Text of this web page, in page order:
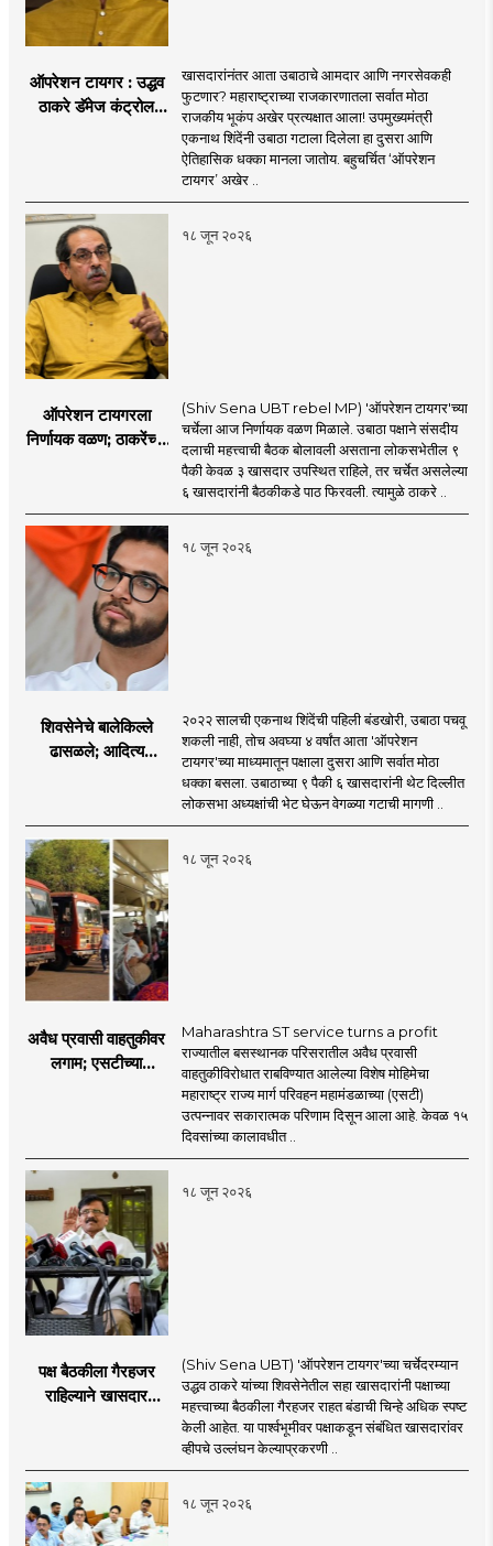
ऑपरेशन टायगर : उद्धव
ठाकरे डॅमेज कंट्रोल
शिंदेंकडे जाण्याच्या चर्चा
सुरू
खासदारांनंतर आता उबाठाचे आमदार आणि नगरसेवकही
फुटणार? महाराष्ट्राच्या राजकारणातला सर्वात मोठा
राजकीय भूकंप अखेर प्रत्यक्षात आला! उपमुख्यमंत्री
एकनाथ शिंदेंनी उबाठा गटाला दिलेला हा दुसरा आणि
ऐतिहासिक धक्का मानला जातोय. बहुचर्चित ‘ऑपरेशन
टायगर’ अखेर ..
१८ जून २०२६
ऑपरेशन टायगरला
निर्णायक वळण; ठाकरेंच्या
विलीन होण्याचा प्रस्ताव?
(Shiv Sena UBT rebel MP) 'ऑपरेशन टायगर'च्या
चर्चेला आज निर्णायक वळण मिळाले. उबाठा पक्षाने संसदीय
दलाची महत्त्वाची बैठक बोलावली असताना लोकसभेतील ९
पैकी केवळ ३ खासदार उपस्थित राहिले, तर चर्चेत असलेल्या
६ खासदारांनी बैठकीकडे पाठ फिरवली. त्यामुळे ठाकरे ..
१८ जून २०२६
शिवसेनेचे बालेकिल्ले
ढासळले; आदित्य
नेमका कुठे चुकला?
२०२२ सालची एकनाथ शिंदेंची पहिली बंडखोरी, उबाठा पचवू
शकली नाही, तोच अवघ्या ४ वर्षांत आता 'ऑपरेशन
टायगर'च्या माध्यमातून पक्षाला दुसरा आणि सर्वात मोठा
धक्का बसला. उबाठाच्या ९ पैकी ६ खासदारांनी थेट दिल्लीत
लोकसभा अध्यक्षांची भेट घेऊन वेगळ्या गटाची मागणी ..
१८ जून २०२६
अवैध प्रवासी वाहतुकीवर
लगाम; एसटीच्या
Maharashtra ST service turns a profit
राज्यातील बसस्थानक परिसरातील अवैध प्रवासी
वाहतुकीविरोधात राबविण्यात आलेल्या विशेष मोहिमेचा
महाराष्ट्र राज्य मार्ग परिवहन महामंडळाच्या (एसटी)
उत्पन्नावर सकारात्मक परिणाम दिसून आला आहे. केवळ १५
दिवसांच्या कालावधीत ..
१८ जून २०२६
पक्ष बैठकीला गैरहजर
राहिल्याने खासदार
काय सांगतो?
(Shiv Sena UBT) 'ऑपरेशन टायगर'च्या चर्चेदरम्यान
उद्धव ठाकरे यांच्या शिवसेनेतील सहा खासदारांनी पक्षाच्या
महत्त्वाच्या बैठकीला गैरहजर राहत बंडाची चिन्हे अधिक स्पष्ट
केली आहेत. या पार्श्वभूमीवर पक्षाकडून संबंधित खासदारांवर
व्हीपचे उल्लंघन केल्याप्रकरणी ..
१८ जून २०२६